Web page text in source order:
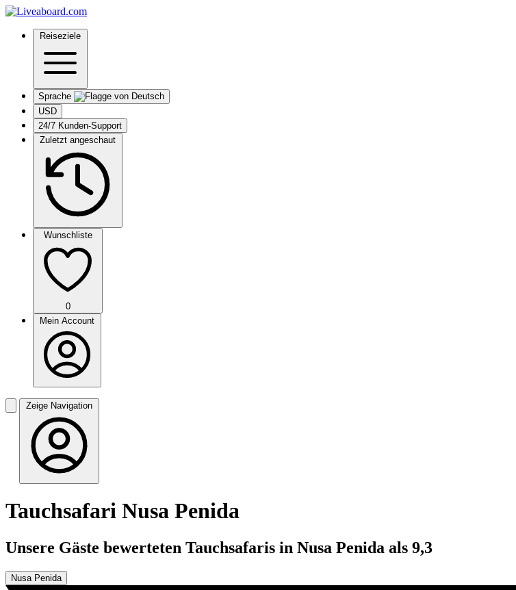
Reiseziele
Sprache
USD
24/7 Kunden-Support
Zuletzt angeschaut
Wunschliste
0
Mein Account
Zeige Navigation
Tauchsafari Nusa Penida
Unsere Gäste bewerteten Tauchsafaris in Nusa Penida als 9,3
Nusa Penida